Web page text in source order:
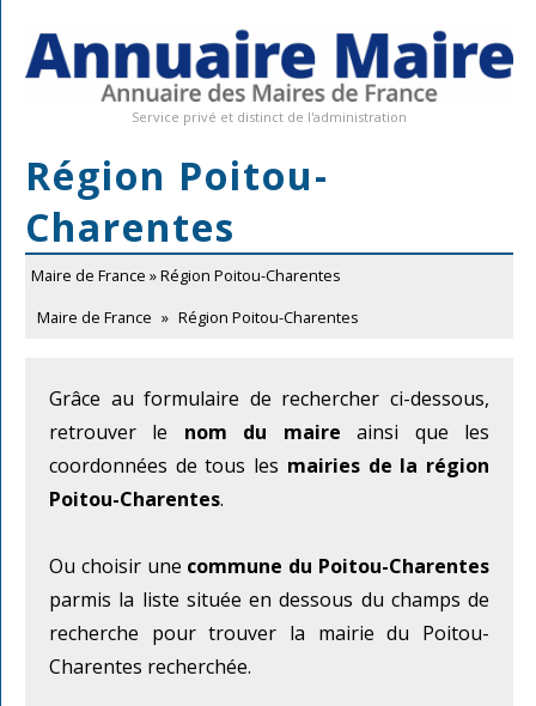
Service privé et distinct de l'administration
Région Poitou-
Charentes
Maire de France » Région Poitou-Charentes
Maire de France » Région Poitou-Charentes
Grâce au formulaire de rechercher ci-dessous,
retrouver le nom du maire ainsi que les
coordonnées de tous les mairies de la région
Poitou-Charentes.
Ou choisir une commune du Poitou-Charentes
parmis la liste située en dessous du champs de
recherche pour trouver la mairie du Poitou-
Charentes recherchée.